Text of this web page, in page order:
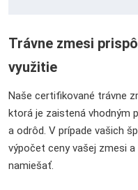
Trávne zmesi
využitie
Naše certifikované trávne
ktorá je zaistená vhodným
a odrôd. V prípade vašich
výpočet ceny vašej zmesi
namiešať.